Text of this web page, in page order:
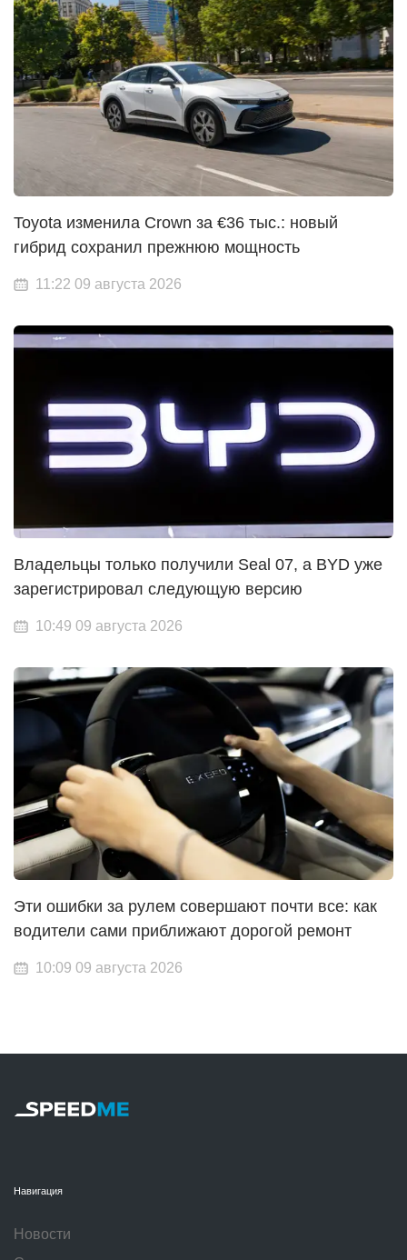
Toyota изменила Crown за €36 тыс.: новый
гибрид сохранил прежнюю мощность
11:22 09 августа 2026
Владельцы только получили Seal 07, а BYD уже
зарегистрировал следующую версию
10:49 09 августа 2026
Эти ошибки за рулем совершают почти все: как
водители сами приближают дорогой ремонт
10:09 09 августа 2026
Навигация
Новости